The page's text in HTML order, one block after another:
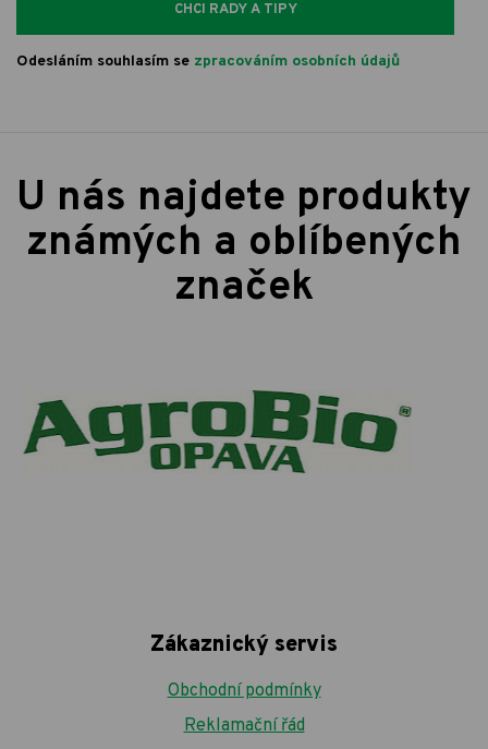
CHCI RADY A TIPY
Odesláním souhlasím se zpracováním osobních údajů
U nás najdete produkty
známých a oblíbených
značek
Zákaznický servis
Obchodní podmínky
Reklamační řád